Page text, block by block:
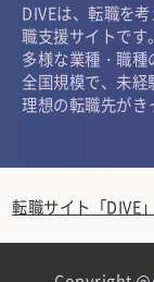
DIVEは、転職を
職支援サイトです
多様な業種・職
全国規模で、未経
理想の転職先がき
転職サイト「DIVE」